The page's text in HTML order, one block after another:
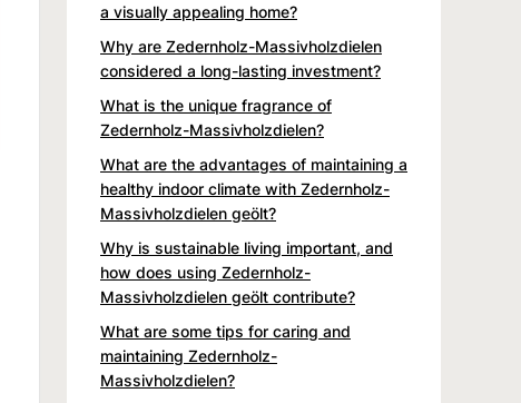
a visually appealing home?
Why are Zedernholz-Massivholzdielen
considered a long-lasting investment?
What is the unique fragrance of
Zedernholz-Massivholzdielen?
What are the advantages of maintaining a
healthy indoor climate with Zedernholz-
Massivholzdielen geölt?
Why is sustainable living important, and
how does using Zedernholz-
Massivholzdielen geölt contribute?
What are some tips for caring and
maintaining Zedernholz-
Massivholzdielen?